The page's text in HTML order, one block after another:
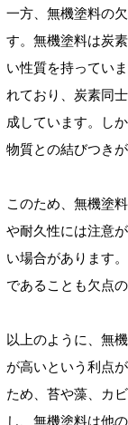
一方、無機塗料の
す。無機塗料は炭
い性質を持ってい
れており、炭素同
成しています。し
物質との結びつき
このため、無機塗
や耐久性には注意
い場合があります
であることも欠点
以上のように、無
が高いという利点
ため、苔や藻、カ
し、無機塗料は他